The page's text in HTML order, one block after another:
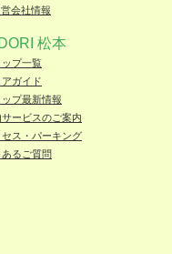
会社情報
松本
ップ一覧
アガイド
ップ最新情報
ービスのご案内
セス・パーキング
あるご質問